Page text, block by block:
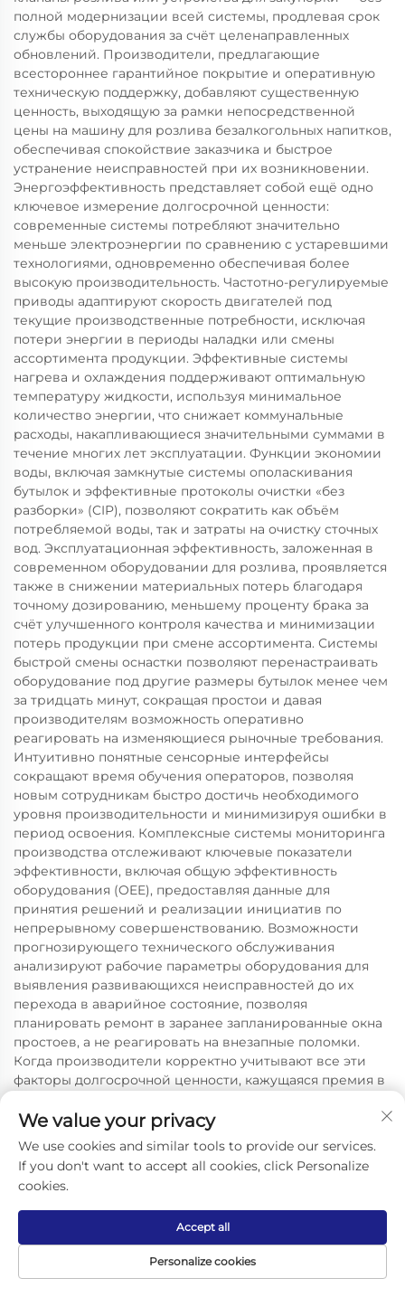
полной модернизации всей системы, продлевая срок
службы оборудования за счёт целенаправленных
обновлений. Производители, предлагающие
всестороннее гарантийное покрытие и оперативную
техническую поддержку, добавляют существенную
ценность, выходящую за рамки непосредственной
цены на машину для розлива безалкогольных напитков,
обеспечивая спокойствие заказчика и быстрое
устранение неисправностей при их возникновении.
Энергоэффективность представляет собой ещё одно
ключевое измерение долгосрочной ценности:
современные системы потребляют значительно
меньше электроэнергии по сравнению с устаревшими
технологиями, одновременно обеспечивая более
высокую производительность. Частотно-регулируемые
приводы адаптируют скорость двигателей под
текущие производственные потребности, исключая
потери энергии в периоды наладки или смены
ассортимента продукции. Эффективные системы
нагрева и охлаждения поддерживают оптимальную
температуру жидкости, используя минимальное
количество энергии, что снижает коммунальные
расходы, накапливающиеся значительными суммами в
течение многих лет эксплуатации. Функции экономии
воды, включая замкнутые системы ополаскивания
бутылок и эффективные протоколы очистки «без
разборки» (CIP), позволяют сократить как объём
потребляемой воды, так и затраты на очистку сточных
вод. Эксплуатационная эффективность, заложенная в
современном оборудовании для розлива, проявляется
также в снижении материальных потерь благодаря
точному дозированию, меньшему проценту брака за
счёт улучшенного контроля качества и минимизации
потерь продукции при смене ассортимента. Системы
быстрой смены оснастки позволяют перенастраивать
оборудование под другие размеры бутылок менее чем
за тридцать минут, сокращая простои и давая
производителям возможность оперативно
реагировать на изменяющиеся рыночные требования.
Интуитивно понятные сенсорные интерфейсы
сокращают время обучения операторов, позволяя
новым сотрудникам быстро достичь необходимого
уровня производительности и минимизируя ошибки в
период освоения. Комплексные системы мониторинга
производства отслеживают ключевые показатели
эффективности, включая общую эффективность
оборудования (OEE), предоставляя данные для
принятия решений и реализации инициатив по
непрерывному совершенствованию. Возможности
прогнозирующего технического обслуживания
анализируют рабочие параметры оборудования для
выявления развивающихся неисправностей до их
перехода в аварийное состояние, позволяя
планировать ремонт в заранее запланированные окна
простоев, а не реагировать на внезапные поломки.
Когда производители корректно учитывают все эти
факторы долгосрочной ценности, кажущаяся премия в
качественных систем зачастую отражает более
выгодное инвестиционное решение по сравнению с
дешёвыми аналогами, требующими частого ремонта,
чрезмерного энергопотребления и замены в
сокращённые сроки. Расчёт совокупной стоимости
владения (TCO) за десятилетний период обычно
показывает, что оборудование, изначально стоящее на
20–30 % дороже, обеспечивает на 40–60 % более
низкие затраты в течение всего жизненного цикла
We value your privacy
We use cookies and similar tools to provide our services.
If you don't want to accept all cookies, click Personalize
cookies.
Personalize cookies
Accept all